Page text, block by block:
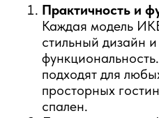
Практичность и
Каждая модель
стильный дизайн
подходят для
просторных
спален.